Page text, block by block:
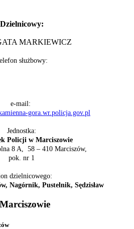
Dzielnicowy:
MARKIEWICZ
służbowy:
e-mail:
gora.wr.policja.gov.pl
Jednostka:
Policji w Marciszowie
8 A, 58 – 410 Marciszów,
pok. nr 1
dzielnicowego:
Nagórnik, Pustelnik, Sędzisław